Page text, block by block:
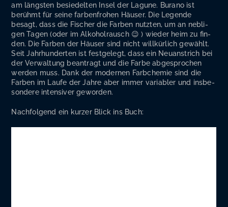
am längs­ten besie­del­ten Insel der Lagu­ne. Bura­no ist
berühmt für sei­ne far­ben­fro­hen Häu­ser. Die Legen­de
besagt, dass die Fischer die Far­ben nutz­ten, um an neb­li­
gen Tagen (oder im Alko­hol­rausch 😉 ) wie­der heim zu fin­
den. Die Far­ben der Häu­ser sind nicht will­kür­lich gewählt.
Seit Jahr­hun­der­ten ist fest­ge­legt, dass ein Neu­an­strich bei
der Ver­wal­tung bean­tragt und die Far­be abge­spro­chen
wer­den muss. Dank der moder­nen Farb­che­mie sind die
Far­ben im Lau­fe der Jah­re aber immer varia­bler und ins­be­
son­de­re inten­si­ver geworden.
Nach­fol­gend ein kur­zer Blick ins Buch: